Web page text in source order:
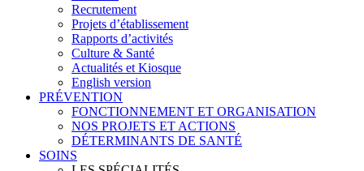
Recrutement
Projets d’établissement
Rapports d’activités
Culture & Santé
Actualités et Kiosque
English version
PRÉVENTION
FONCTIONNEMENT ET ORGANISATION
NOS PROJETS ET ACTIONS
DÉTERMINANTS DE SANTÉ
SOINS